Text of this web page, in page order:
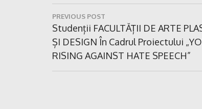
Navigare
în
articole
PREVIOUS POST
Previous
Post:
Studenții FACULTĂȚII DE ARTE
ȘI DESIGN În Cadrul Proiectului
RISING AGAINST HATE SPEECH”